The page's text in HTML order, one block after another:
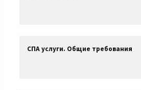
СПА услуги. Общие требования